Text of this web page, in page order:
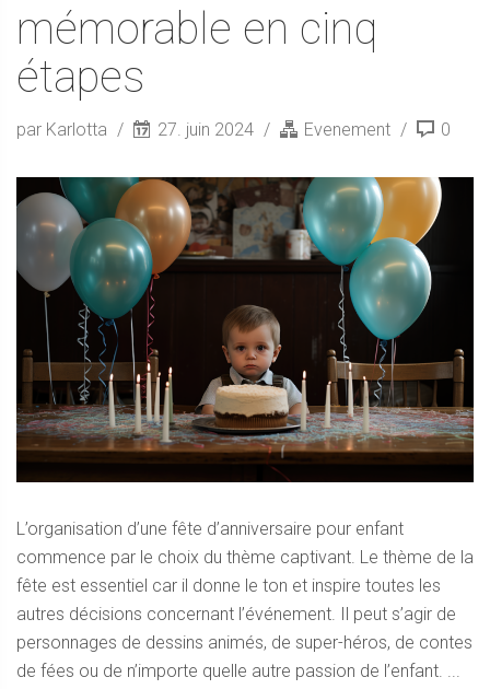
mémorable en cinq
étapes
par Karlotta 27. juin 2024 Evenement 0
L’organisation d’une fête d’anniversaire pour enfant
commence par le choix du thème captivant. Le thème de la
fête est essentiel car il donne le ton et inspire toutes les
autres décisions concernant l’événement. Il peut s’agir de
personnages de dessins animés, de super-héros, de contes
de fées ou de n’importe quelle autre passion de l’enfant. ...